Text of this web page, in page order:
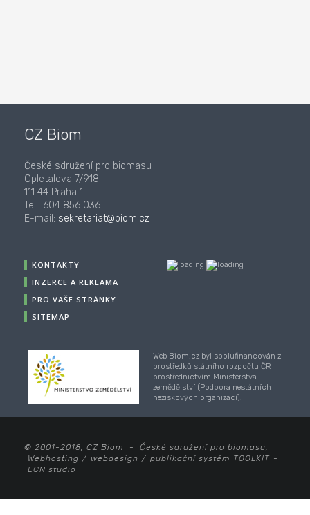
CZ Biom
České sdružení pro biomasu
Opletalova 7/918
111 44 Praha 1
Tel.: 604 856 036
E-mail: sekretariat@biom.cz
KONTAKTY
INZERCE A REKLAMA
PRO VAŠE STRÁNKY
SITEMAP
Web Biom.cz byl spolufinancován z
prostředků státního rozpočtu ČR
prostřednictvím Ministerstva
zemědělství (Podpora nestátních
neziskových organizací).
© 2001-2018, CZ Biom - České sdružení pro biomasu,
Webhosting / webdesign / publikační systém TOOLKIT -
ECN studio